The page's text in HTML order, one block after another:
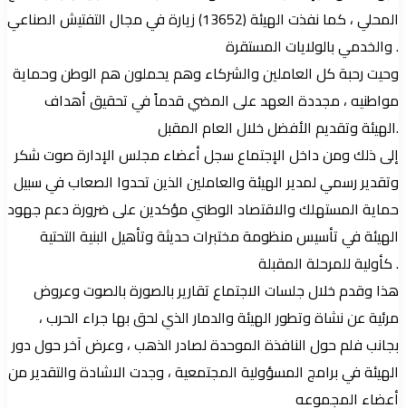
المحلي ، كما نفذت الهيئة (13652) زيارة في مجال التفتيش الصناعي
والخدمي بالولايات المستقرة .
وحيت رحبة كل العاملين والشركاء وهم يحملون هم الوطن وحماية
مواطنيه ، مجددة العهد على المضي قدماً في تحقيق أهداف
الهيئة وتقديم الأفضل خلال العام المقبل.
إلى ذلك ومن داخل الإجتماع سجل أعضاء مجلس الإدارة صوت شكر
وتقدير رسمي لمدير الهيئة والعاملين الذين تحدوا الصعاب في سبيل
حماية المستهلك والاقتصاد الوطني مؤكدين على ضرورة دعم جهود
الهيئة في تأسيس منظومة مختبرات حديثة وتأهيل البنية التحتية
كأولية للمرحلة المقبلة .
هذا وقدم خلال جلسات الاجتماع تقارير بالصورة بالصوت وعروض
مرئية عن نشاة وتطور الهيئة والدمار الذي لحق بها جراء الحرب ،
بجانب فلم حول النافذة الموحدة لصادر الذهب ، وعرض آخر حول دور
الهيئة في برامج المسؤولية المجتمعية ، وجدت الاشادة والتقدير من
أعضاء المجموعه